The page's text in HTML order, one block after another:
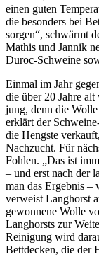
einen guten
die besonders bei
sorgen“, schwärmt
Mathis und Jannik
Duroc-Schweine
Einmal im Jahr
die über 20 Jahre
jung, denn die
erklärt der
die Hengste
Nachzucht. Für
Fohlen. „Das ist
– und erst nach der
man das Ergebnis –
verweist Langhorst
gewonnene Wolle
Langhorsts zur
Reinigung wird
Bettdecken, die der